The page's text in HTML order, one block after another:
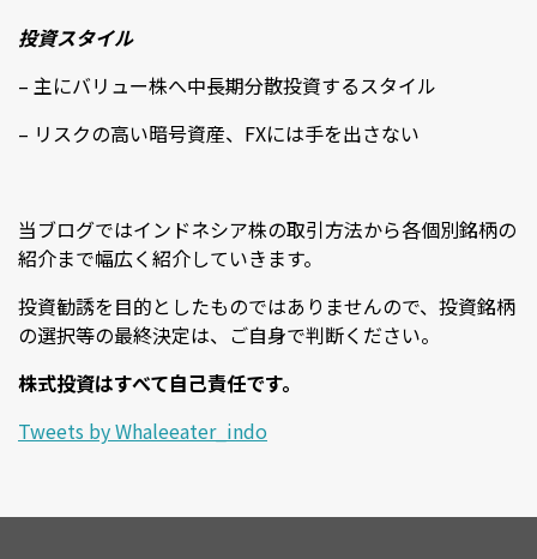
投資スタイル
– 主にバリュー株へ中長期分散投資するスタイル
– リスクの高い暗号資産、FXには手を出さない
当ブログではインドネシア株の取引方法から各個別銘柄の
紹介まで幅広く紹介していきます。
投資勧誘を目的としたものではありませんので、投資銘柄
の選択等の最終決定は、ご自身で判断ください。
株式投資はすべて自己責任です。
Tweets by Whaleeater_indo